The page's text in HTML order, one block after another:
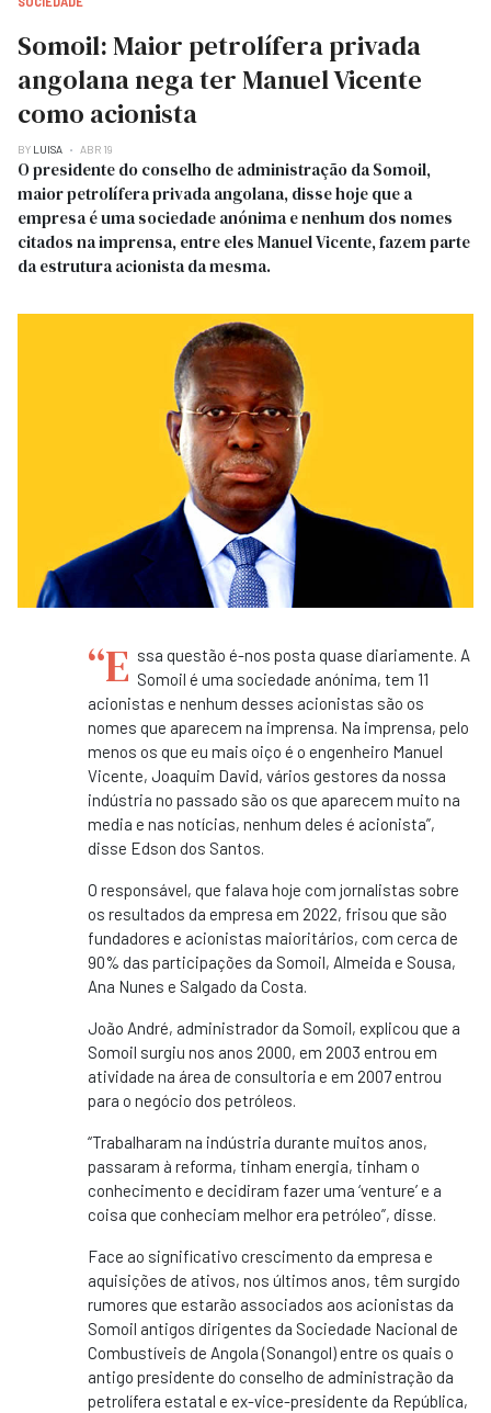
Somoil: Maior petrolífera privada
angolana nega ter Manuel Vicente
como acionista
BY LUISA ABR 19
O presidente do conselho de administração da Somoil,
maior petrolífera privada angolana, disse hoje que a
empresa é uma sociedade anónima e nenhum dos nomes
citados na imprensa, entre eles Manuel Vicente, fazem parte
da estrutura acionista da mesma.
“E ssa questão é-nos posta quase diariamente. A
Somoil é uma sociedade anónima, tem 11
acionistas e nenhum desses acionistas são os
nomes que aparecem na imprensa. Na imprensa, pelo
menos os que eu mais oiço é o engenheiro Manuel
Vicente, Joaquim David, vários gestores da nossa
indústria no passado são os que aparecem muito na
media e nas notícias, nenhum deles é acionista”,
disse Edson dos Santos.
O responsável, que falava hoje com jornalistas sobre
os resultados da empresa em 2022, frisou que são
fundadores e acionistas maioritários, com cerca de
90% das participações da Somoil, Almeida e Sousa,
Ana Nunes e Salgado da Costa.
João André, administrador da Somoil, explicou que a
Somoil surgiu nos anos 2000, em 2003 entrou em
atividade na área de consultoria e em 2007 entrou
para o negócio dos petróleos.
“Trabalharam na indústria durante muitos anos,
passaram à reforma, tinham energia, tinham o
conhecimento e decidiram fazer uma ‘venture’ e a
coisa que conheciam melhor era petróleo”, disse.
Face ao significativo crescimento da empresa e
aquisições de ativos, nos últimos anos, têm surgido
rumores que estarão associados aos acionistas da
Somoil antigos dirigentes da Sociedade Nacional de
Combustíveis de Angola (Sonangol) entre os quais o
antigo presidente do conselho de administração da
petrolífera estatal e ex-vice-presidente da República,